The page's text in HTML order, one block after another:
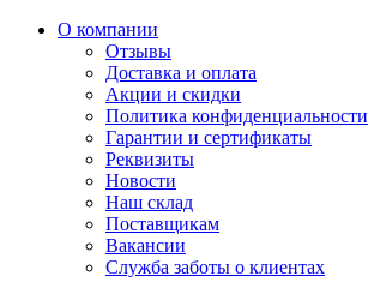
О компании
Отзывы
Доставка и оплата
Акции и скидки
Политика конфиденциальности
Гарантии и сертификаты
Реквизиты
Новости
Наш склад
Поставщикам
Вакансии
Служба заботы о клиентах